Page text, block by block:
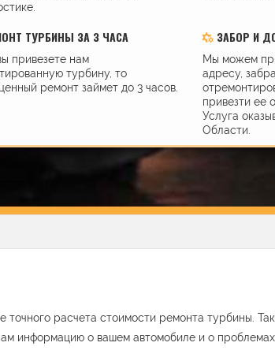
ТУРБИНЫ ЗА 3 ЧАСА
привезете нам
турбину, то
ремонт займет до 3 часов.
ЗАБОР И
Мы можем
адресу,
привезти ее
Услуга
Области.
расчета стоимости ремонта турбины.
информацию о вашем автомобиле и о